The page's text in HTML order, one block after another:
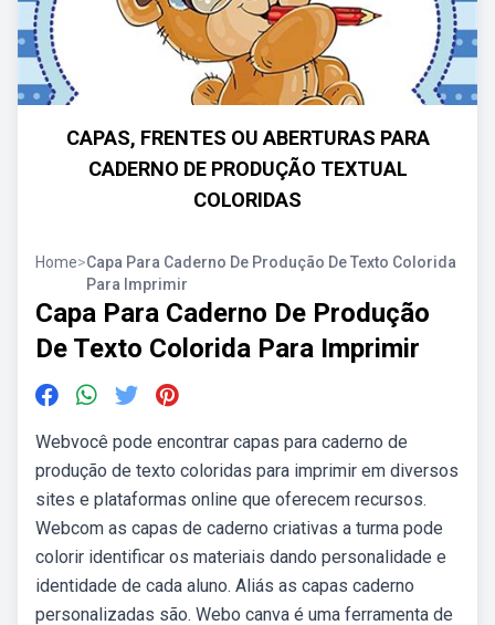
CAPAS, FRENTES OU ABERTURAS PARA
CADERNO DE PRODUÇÃO TEXTUAL
COLORIDAS
Home>Capa Para Caderno De Produção De Texto Colorida
Para Imprimir
Capa Para Caderno De Produção
De Texto Colorida Para Imprimir
Webvocê pode encontrar capas para caderno de
produção de texto coloridas para imprimir em diversos
sites e plataformas online que oferecem recursos.
Webcom as capas de caderno criativas a turma pode
colorir identificar os materiais dando personalidade e
identidade de cada aluno. Aliás as capas caderno
personalizadas são. Webo canva é uma ferramenta de